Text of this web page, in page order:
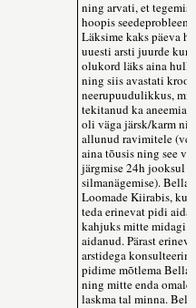
ning arvati, et
hoopis
Läksime kaks päeva
uuesti arsti juurde kuna
olukord läks aina
ning siis avastati
neerupuudulikkus,
tekitanud ka aneemia.
oli väga järsk/karm
allunud ravimitele
aina tõusis ning see
järgmise 24h jooksul
silmanägemise). Bella
Loomade Kiirabis,
teda erinevat pidi
kahjuks mitte midagi
aidanud. Pärast
arstidega
pidime mõtlema Bella
ning mitte enda omale
laskma tal minna.